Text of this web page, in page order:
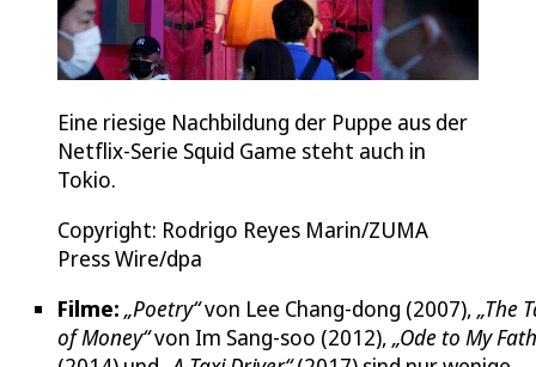
Eine riesige Nachbildung der Puppe aus der
Netflix-Serie Squid Game steht auch in
Tokio.
Copyright: Rodrigo Reyes Marin/ZUMA
Press Wire/dpa
Filme: „Poetry“von Lee Chang-dong (2007), „The
of Money“von Im Sang-soo (2012), „Ode to My